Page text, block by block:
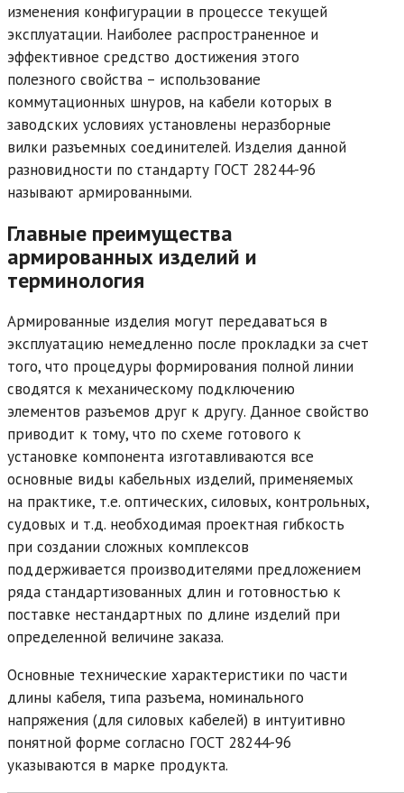
изменения конфигурации в процессе текущей
эксплуатации. Наиболее распространенное и
эффективное средство достижения этого
полезного свойства – использование
коммутационных шнуров, на кабели которых в
заводских условиях установлены неразборные
вилки разъемных соединителей. Изделия данной
разновидности по стандарту ГОСТ 28244-96
называют армированными.
Главные преимущества
армированных изделий и
терминология
Армированные изделия могут передаваться в
эксплуатацию немедленно после прокладки за счет
того, что процедуры формирования полной линии
сводятся к механическому подключению
элементов разъемов друг к другу. Данное свойство
приводит к тому, что по схеме готового к
установке компонента изготавливаются все
основные виды кабельных изделий, применяемых
на практике, т.е. оптических, силовых, контрольных,
судовых и т.д. необходимая проектная гибкость
при создании сложных комплексов
поддерживается производителями предложением
ряда стандартизованных длин и готовностью к
поставке нестандартных по длине изделий при
определенной величине заказа.
Основные технические характеристики по части
длины кабеля, типа разъема, номинального
напряжения (для силовых кабелей) в интуитивно
понятной форме согласно ГОСТ 28244-96
указываются в марке продукта.